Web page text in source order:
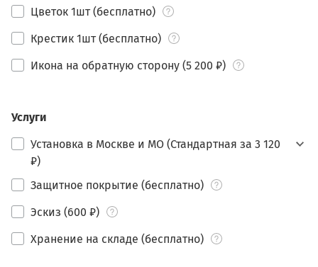
Цветок 1шт (бесплатно)
Крестик 1шт (бесплатно)
Икона на обратную сторону (5 200 ₽)
Услуги
Установка в Москве и МО (Стандартная за 3 120
₽)
Защитное покрытие (бесплатно)
Эскиз (600 ₽)
Хранение на складе (бесплатно)